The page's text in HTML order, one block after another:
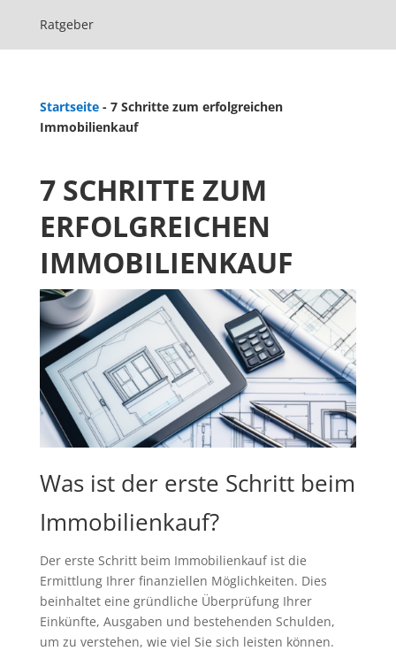
Ratgeber
Startseite- 7 Schritte zum erfolgreichen
Immobilienkauf
7 SCHRITTE ZUM
ERFOLGREICHEN
IMMOBILIENKAUF
Was ist der erste Schritt beim
Immobilienkauf?
Der erste Schritt beim Immobilienkauf ist die
Ermittlung Ihrer finanziellen Möglichkeiten. Dies
beinhaltet eine gründliche Überprüfung Ihrer
Einkünfte, Ausgaben und bestehenden Schulden,
um zu verstehen, wie viel Sie sich leisten können.